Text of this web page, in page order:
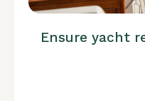
Ensure yacht